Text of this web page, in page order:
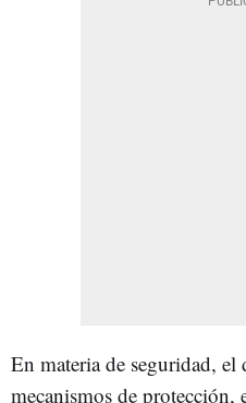
En materia de seguridad,
mecanismos de protección,